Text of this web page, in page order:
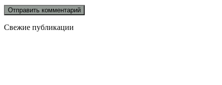
Свежие публикации